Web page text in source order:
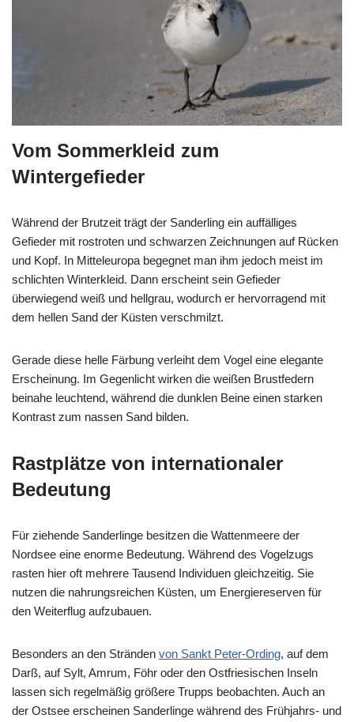
Vom Sommerkleid zum
Wintergefieder
Während der Brutzeit trägt der Sanderling ein auffälliges
Gefieder mit rostroten und schwarzen Zeichnungen auf Rücken
und Kopf. In Mitteleuropa begegnet man ihm jedoch meist im
schlichten Winterkleid. Dann erscheint sein Gefieder
überwiegend weiß und hellgrau, wodurch er hervorragend mit
dem hellen Sand der Küsten verschmilzt.
Gerade diese helle Färbung verleiht dem Vogel eine elegante
Erscheinung. Im Gegenlicht wirken die weißen Brustfedern
beinahe leuchtend, während die dunklen Beine einen starken
Kontrast zum nassen Sand bilden.
Rastplätze von internationaler
Bedeutung
Für ziehende Sanderlinge besitzen die Wattenmeere der
Nordsee eine enorme Bedeutung. Während des Vogelzugs
rasten hier oft mehrere Tausend Individuen gleichzeitig. Sie
nutzen die nahrungsreichen Küsten, um Energiereserven für
den Weiterflug aufzubauen.
Besonders an den Stränden von Sankt Peter-Ording, auf dem
Darß, auf Sylt, Amrum, Föhr oder den Ostfriesischen Inseln
lassen sich regelmäßig größere Trupps beobachten. Auch an
der Ostsee erscheinen Sanderlinge während des Frühjahrs- und